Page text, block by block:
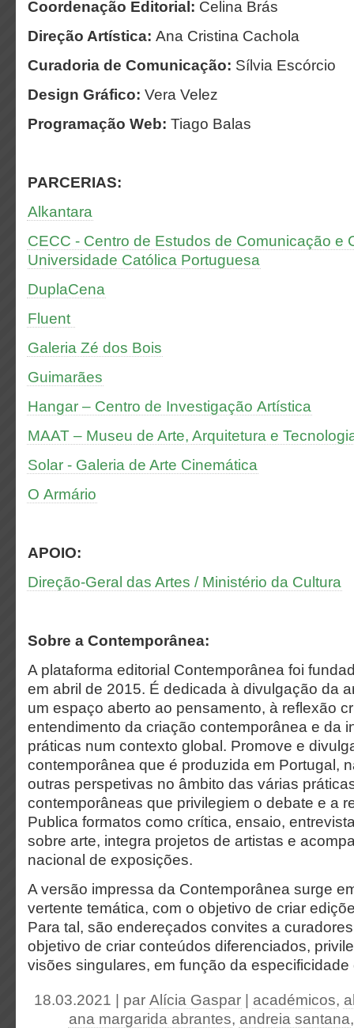
Coordenação Editorial: Celina Brás
Direção Artística: Ana Cristina Cachola
Curadoria de Comunicação: Sílvia Escórcio
Design Gráfico: Vera Velez
Programação Web: Tiago Balas
PARCERIAS:
Alkantara
CECC - Centro de Estudos de Comunicação e
Universidade Católica Portuguesa
DuplaCena
Fluent
Galeria Zé dos Bois
Guimarães
Hangar – Centro de Investigação Artística
MAAT – Museu de Arte, Arquitetura e
Solar - Galeria de Arte Cinemática
O Armário
APOIO:
Direção-Geral das Artes / Ministério da Cultura
Sobre a Contemporânea:
A plataforma editorial Contemporânea foi
em abril de 2015. É dedicada à divulgação da
um espaço aberto ao pensamento, à reflexão
entendimento da criação contemporânea e da
práticas num contexto global. Promove e
contemporânea que é produzida em Portugal,
outras perspetivas no âmbito das várias
contemporâneas que privilegiem o debate e a
Publica formatos como crítica, ensaio,
sobre arte, integra projetos de artistas e
nacional de exposições.
A versão impressa da Contemporânea surge
vertente temática, com o objetivo de criar
Para tal, são endereçados convites a
objetivo de criar conteúdos diferenciados,
visões singulares, em função da especificidade
18.03.2021 | par Alícia Gaspar académicos,
ana margarida abrantes, andreia santana